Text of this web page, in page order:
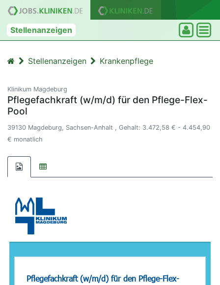
Stellenanzeigen
Stellenanzeigen Krankenpflege
Klinikum Magdeburg
Pflegefachkraft (w/m/d) für den Pflege-Flex-
Pool
39130 Magdeburg, Sachsen-Anhalt , Gehalt: 3.472,58 € - 4.454,90
€ monatlich